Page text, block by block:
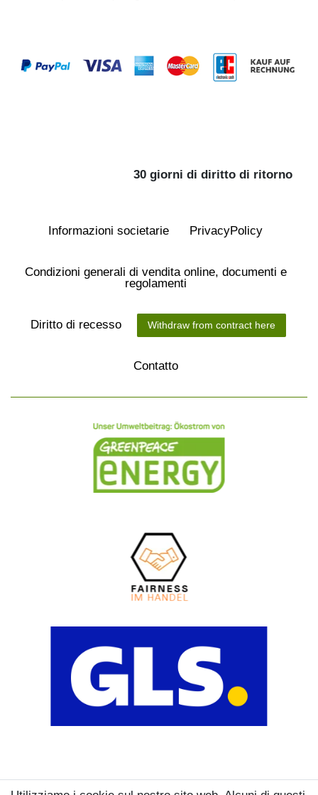
30 giorni di diritto di ritorno
Informazioni societarie Privacy­Policy
Condizioni generali di vendita online, documenti e
regolamenti
Diritto di recesso Withdraw from contract here
Contatto